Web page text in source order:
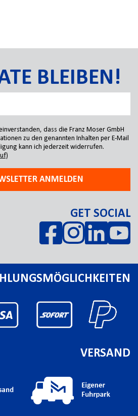
BLEIBEN!
dass die Franz Moser GmbH
zu den genannten Inhalten per E-Mail
kann ich jederzeit widerrufen.
ANMELDEN
GET SOCIAL
VERSAND